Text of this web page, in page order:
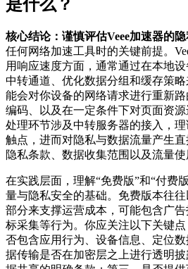
是什么？
核心结论：谨慎评估Veee加速器的
任何网络加速工具时的关键前提。
用响应速度方面，通常通过在本地
中转通道、优化数据分组和缓存策
能会对你设备的网络请求进行重新
编码、以及在一定条件下对页面资
处理环节涉及中转服务器的接入，
触点，进而对隐私与数据流量产生
隐私条款、数据收集范围以及流量使
在实践层面，理解“免费版”和“付费
量与隐私安全的基础。免费版本往
部分来支撑运营成本，可能包含广
标采集等行为。你应关注以下关键
否包含应用行为、设备信息、定位
据传输是否在加密层之上进行透明